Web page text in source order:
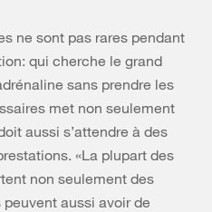
ne sont pas rares pendant
qui cherche le grand
sans prendre les
met non seulement
aussi s’attendre à des
«La plupart des
non seulement des
aussi avoir de